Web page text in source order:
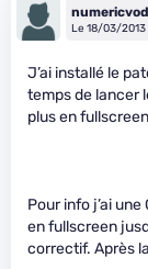
Le 18/03/2013
J’ai installé le
temps de lancer
plus en
Pour info j’ai
en fullscreen
correctif. Après